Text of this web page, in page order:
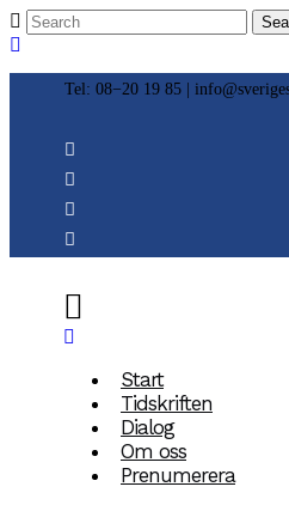
Tel: 08−20 19 85 |
Start
Tidskriften
Dialog
Om oss
Prenumerera